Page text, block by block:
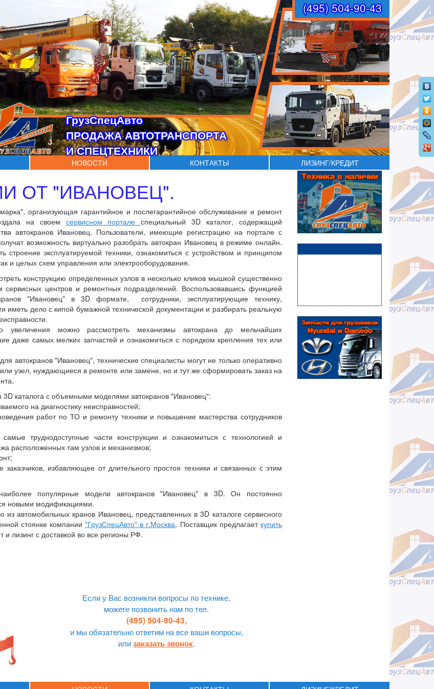
ГрузСпецАвто
ПРОДАЖА АВТОТРАНСПОРТА
И СПЕЦТЕХНИКИ
(495) 504-90-43
НОВОСТИ КОНТАКТЫ ЛИЗИНГ/КРЕДИТ
ОТ "ИВАНОВЕЦ".
организующая гарантийное и послегарантийное обслуживание и ремонт
на своем сервисном порталеспециальный 3D каталог, содержащий
автокранов Ивановец. Пользователи, имеющие регистрацию на портале с
возможность виртуально разобрать автокран Ивановец в режиме онлайн.
строение эксплуатируемой техники, ознакомиться с устройством и принципом
и целых схем управления или электрооборудования.
конструкцию определенных узлов в несколько кликов мышкой существенно
сервисных центров и ремонтных подразделений. Воспользовавшись функцией
"Ивановец" в 3D формате, сотрудники, эксплуатирующие технику,
иметь дело с кипой бумажной технической документации и разбирать реальную
увеличения можно рассмотреть механизмы автокрана до мельчайших
даже самых мелких запчастей и ознакомиться с порядком крепления тех или
автокранов "Ивановец", технические специалисты могут не только оперативно
узел, нуждающиеся в ремонте или замене, но и тут же сформировать заказ на
каталога с объемными моделями автокранов "Ивановец":
на диагностику неисправностей;
работ по ТО и ремонту техники и повышение мастерства сотрудников
труднодоступные части конструкции и ознакомиться с технологией и
расположенных там узлов и механизмов;
избавляющее от длительного простоя техники и связанных с этим
популярные модели автокранов "Ивановец" в 3D. Он постоянно
новыми модификациями.
автомобильных кранов Ивановец, представленных в 3D каталоге сервисного
стоянке компании"ГрузСпецАвто" в г.Москва. Поставщик предлагает купить
и лизинг с доставкой во все регионы РФ.
Если у Вас возникли вопросы по технике,
можете позвонить нам по тел.
(495) 504-90-43,
и мы обязательно ответим на все ваши вопросы,
илизаказать звонок.